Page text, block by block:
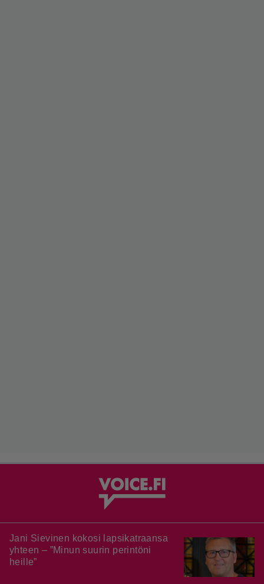
Jani Sievinen kokosi lapsikatraansa
yhteen – ”Minun suurin perintöni
heille”